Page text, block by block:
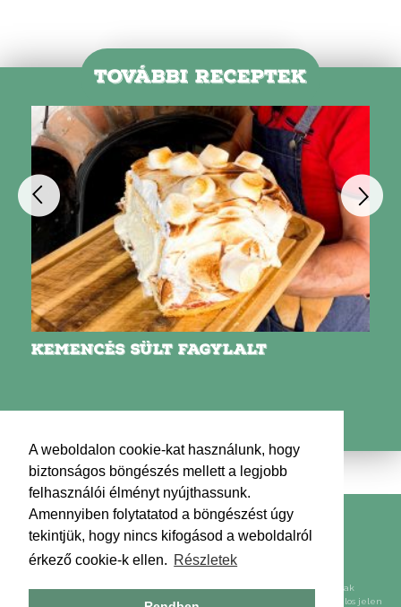
A weboldalon cookie-kat használunk, hogy
biztonságos böngészés mellett a legjobb
felhasználói élményt nyújthassunk.
Amennyiben folytatatod a böngészést úgy
tekintjük, hogy nincs kifogásod a weboldalról
érkező cookie-k ellen. Részletek
TOVÁBBI RECEPTEK
KEMENCÉS SÜLT FAGYLALT
Kapcsolat Impresszum
Médiaajánlat
Adatkezelési tájékoztató
Hírlevél
A weboldalon található képek, szövegek, egyéb tartalmak felhasználása csak
előzetes írásos engedéllyel lehetséges. Előzetes írásos engedély nélkül tilos jelen